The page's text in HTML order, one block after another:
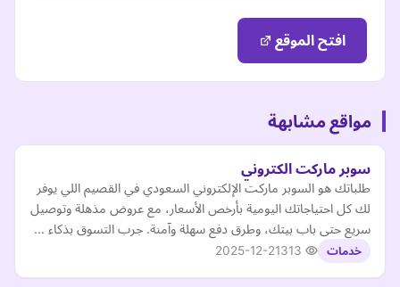
افتح الموقع
مواقع مشابهة
سوبر ماركت الكتروني
طلباتك هو السوبر ماركت الإلكتروني السعودي في القصيم اللي يوفر
لك كل احتياجاتك اليومية بأرخص الأسعار، مع عروض مذهلة وتوصيل
سريع حتى باب بيتك، وطرق دفع سهلة وآمنة. جرب التسوق بذكاء …
خدمات 2025-12-21